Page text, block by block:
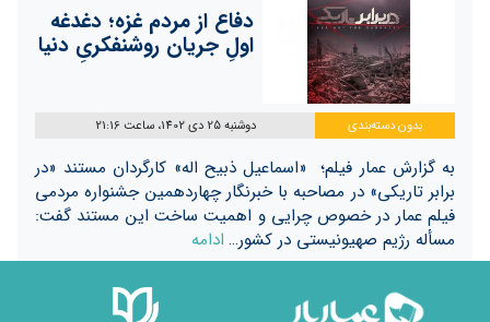
دفاع از مردم غزه؛ دغدغه
اولِ جریان روشنفکریِ دنیا
بدون دسته‌بندی دوشنبه 25 دی 1402، ساعت 21:16
به گزارش عمار فیلم؛ «اسماعیل ذبیح اله» کارگردان مستند «در
برابر تاریکی» در مصاحبه با خبرنگار چهاردهمین جشنواره مردمی
فیلم عمار در خصوص چرایی و اهمیت ساخت این مستند گفت:
مسأله رژیم صهیونیستی در کشور… ادامه